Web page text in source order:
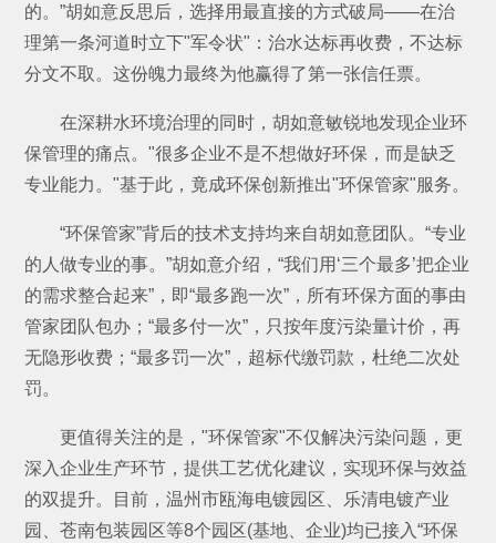
的。”胡如意反思后，选择用最直接的方式破局——在治
理第一条河道时立下"军令状"：治水达标再收费，不达标
分文不取。这份魄力最终为他赢得了第一张信任票。
在深耕水环境治理的同时，胡如意敏锐地发现企业环
保管理的痛点。"很多企业不是不想做好环保，而是缺乏
专业能力。"基于此，竟成环保创新推出"环保管家"服务。
“环保管家”背后的技术支持均来自胡如意团队。“专业
的人做专业的事。”胡如意介绍，“我们用‘三个最多’把企业
的需求整合起来”，即“最多跑一次”，所有环保方面的事由
管家团队包办；“最多付一次”，只按年度污染量计价，再
无隐形收费；“最多罚一次”，超标代缴罚款，杜绝二次处
罚。
更值得关注的是，"环保管家"不仅解决污染问题，更
深入企业生产环节，提供工艺优化建议，实现环保与效益
的双提升。目前，温州市瓯海电镀园区、乐清电镀产业
园、苍南包装园区等8个园区(基地、企业)均已接入“环保